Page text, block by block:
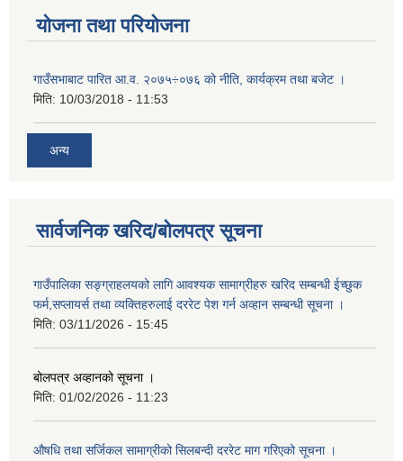
योजना तथा परियोजना
गाउँसभाबाट पारित आ.व. २०७५÷०७६ को नीति, कार्यक्रम तथा बजेट ।
मिति: 10/03/2018 - 11:53
अन्य
सार्वजनिक खरिद/बोलपत्र सूचना
गाउँपालिका सङ्ग्राहलयको लागि आवश्यक सामाग्रीहरु खरिद सम्बन्धी ईच्छुक
फर्म,सप्लायर्स तथा व्यक्तिहरुलाई दररेट पेश गर्न अव्हान सम्बन्धी सूचना ।
मिति: 03/11/2026 - 15:45
बोलपत्र अव्हानको सूचना ।
मिति: 01/02/2026 - 11:23
औषधि तथा सर्जिकल सामाग्रीको सिलबन्दी दररेट माग गरिएको सूचना ।